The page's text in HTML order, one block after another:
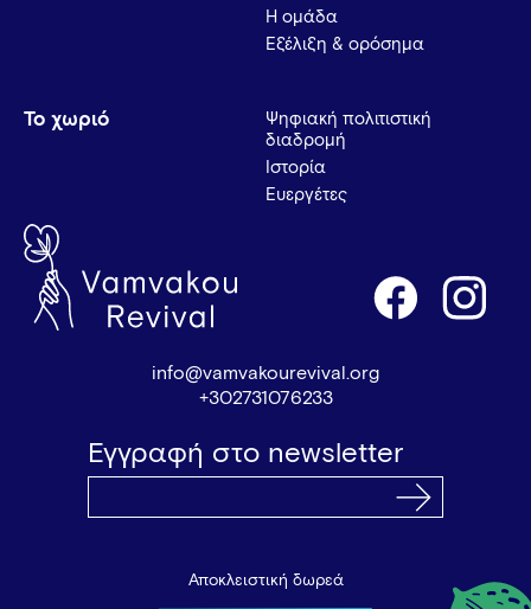
Η ομάδα
Εξέλιξη & ορόσημα
Το χωριό
Ψηφιακή πολιτιστική
διαδρομή
Ιστορία
Ευεργέτες
info@vamvakourevival.org
+302731076233
Εγγραφή στο newsletter
Αποκλειστική δωρεά